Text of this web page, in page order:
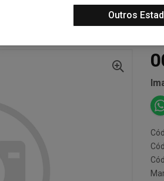
PECAS AUTOMOTIVAS
Outros